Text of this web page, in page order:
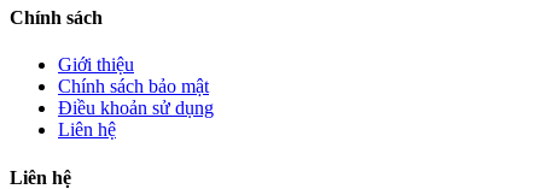
Chính sách
Giới thiệu
Chính sách bảo mật
Điều khoản sử dụng
Liên hệ
Liên hệ